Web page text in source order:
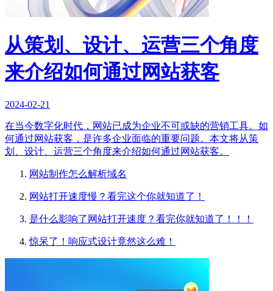
从策划、设计、运营三个角度
来介绍如何通过网站获客
2024-02-21
在当今数字化时代，网站已成为企业不可或缺的营销工具。如
何通过网站获客，是许多企业面临的重要问题。本文将从策
划、设计、运营三个角度来介绍如何通过网站获客。
网站制作怎么解析域名
网站打开速度慢？看完这个你就知道了！
是什么影响了网站打开速度？看完你就知道了！！！
惊呆了！响应式设计竟然这么难！